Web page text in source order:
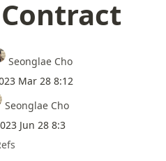
Seonglae Cho
Mar 28 8:12
Seonglae Cho
Jun 28 8:3